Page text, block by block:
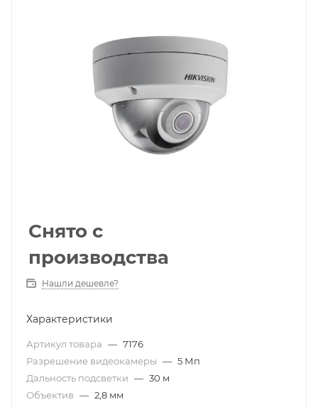
Снято с
производства
Нашли дешевле?
Характеристики
Артикул товара — 7176
Разрешение видеокамеры — 5 Мп
Дальность подсветки — 30 м
Объектив — 2,8 мм